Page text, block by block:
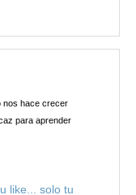
nos hace crecer
para aprender
like... solo tu